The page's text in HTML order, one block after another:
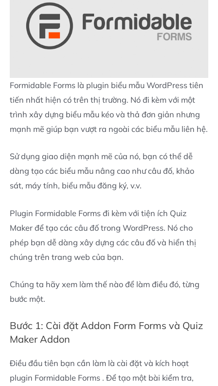
Formidable Forms là plugin biểu mẫu WordPress tiên
tiến nhất hiện có trên thị trường. Nó đi kèm với một
trình xây dựng biểu mẫu kéo và thả đơn giản nhưng
mạnh mẽ giúp bạn vượt ra ngoài các biểu mẫu liên hệ.
Sử dụng giao diện mạnh mẽ của nó, bạn có thể dễ
dàng tạo các biểu mẫu nâng cao như câu đố, khảo
sát, máy tính, biểu mẫu đăng ký, v.v.
Plugin Formidable Forms đi kèm với tiện ích Quiz
Maker để tạo các câu đố trong WordPress. Nó cho
phép bạn dễ dàng xây dựng các câu đố và hiển thị
chúng trên trang web của bạn.
Chúng ta hãy xem làm thế nào để làm điều đó, từng
bước một.
Bước 1: Cài đặt Addon Form Forms và Quiz
Maker Addon
Điều đầu tiên bạn cần làm là cài đặt và kích hoạt
plugin Formidable Forms . Để tạo một bài kiểm tra,